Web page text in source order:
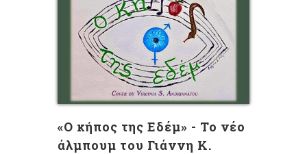
«Ο κήπος της Εδέμ» - Το νέο
άλμπουμ του Γιάννη Κ.